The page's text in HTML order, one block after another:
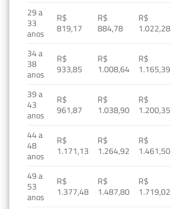
29 a
33
anos
R$
819,17
R$
884,78
R$
1.022,28
34 a
38
anos
R$
933,85
R$
1.008,64
R$
1.165,39
39 a
43
anos
R$
961,87
R$
1.038,90
R$
1.200,35
44 a
48
anos
R$
1.171,13
R$
1.264,92
R$
1.461,50
49 a
53
anos
R$
1.377,48
R$
1.487,80
R$
1.719,02